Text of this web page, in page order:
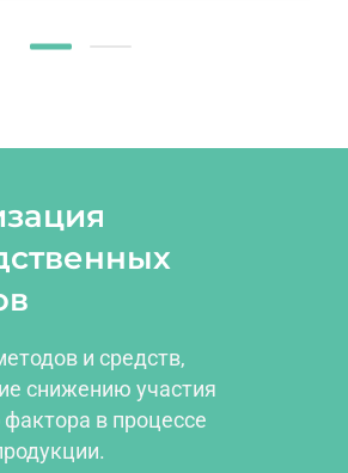
и средств,
снижению участия
в процессе